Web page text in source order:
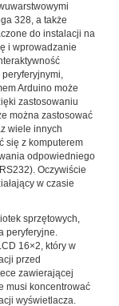
328, a także
do instalacji na
i wprowadzanie
Arduino może
zastosowaniu
można zastosować
wiele innych
się z komputerem
odpowiedniego
Oczywiście
w czasie
sprzętowych,
peryferyjne.
16×2, który w
przed
zawierającej
musi koncentrować
wyświetlacza.